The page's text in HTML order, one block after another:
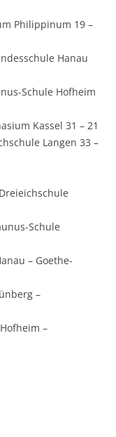
Philippinum 19 –
Hanau
Schule Hofheim
Kassel 31 – 21
Langen 33 –
Schule
– Goethe-
–
–